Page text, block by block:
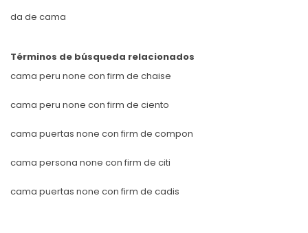
da de cama
Términos de búsqueda relacionados
cama peru none con firm de chaise
cama peru none con firm de ciento
cama puertas none con firm de compon
cama persona none con firm de citi
cama puertas none con firm de cadis